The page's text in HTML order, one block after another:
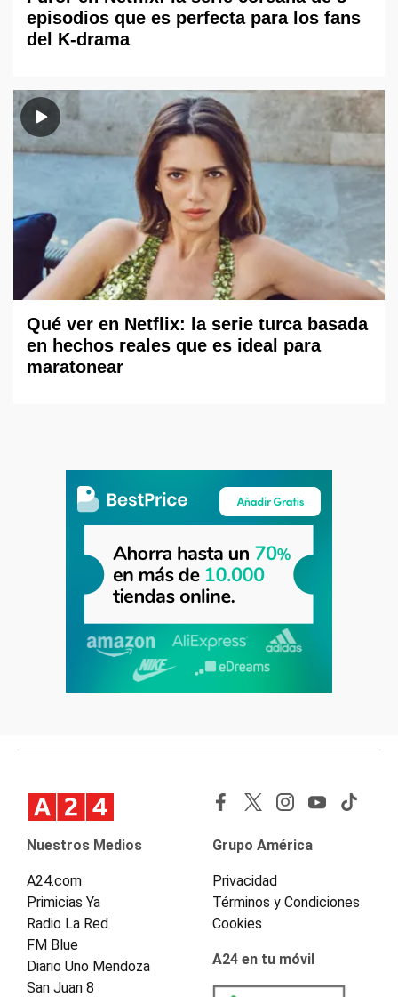
episodios que es perfecta para los fans
del K-drama
Qué ver en Netflix: la serie turca basada
en hechos reales que es ideal para
maratonear
Nuestros Medios
A24.com
Primicias Ya
Radio La Red
FM Blue
Diario Uno Mendoza
San Juan 8
Grupo América
Privacidad
Términos y Condiciones
Cookies
A24 en tu móvil